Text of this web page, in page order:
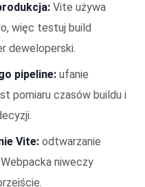
Vite używa
więc testuj build
deweloperski.
pipeline: ufanie
pomiaru czasów buildu i
Vite: odtwarzanie
niweczy